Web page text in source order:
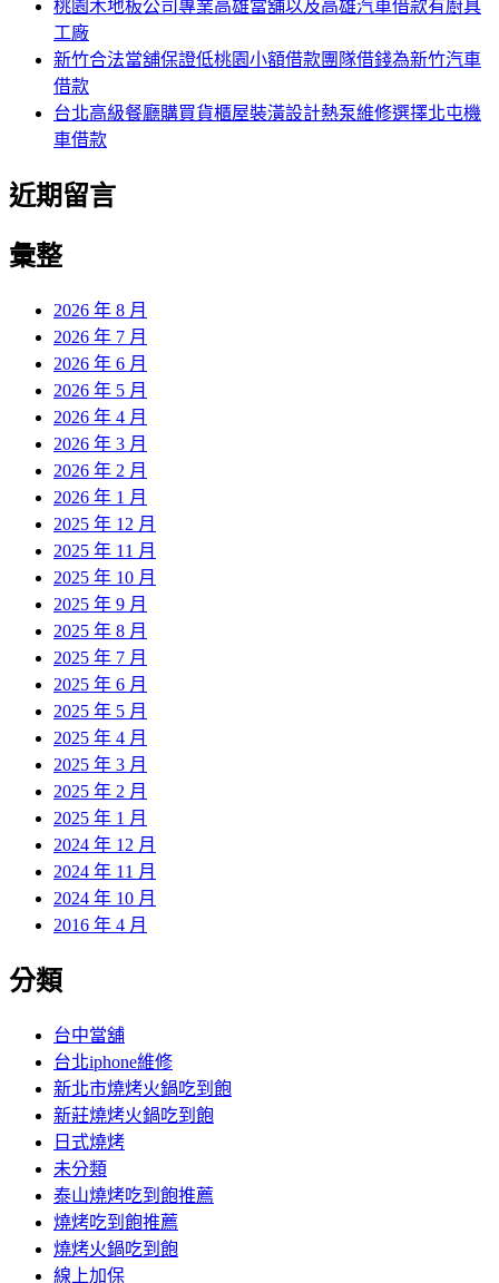
桃園木地板公司專業高雄當舖以及高雄汽車借款有廚具
工廠
新竹合法當舖保證低桃園小額借款團隊借錢為新竹汽車
借款
台北高級餐廳購買貨櫃屋裝潢設計熱泵維修選擇北屯機
車借款
近期留言
彙整
2026 年 8 月
2026 年 7 月
2026 年 6 月
2026 年 5 月
2026 年 4 月
2026 年 3 月
2026 年 2 月
2026 年 1 月
2025 年 12 月
2025 年 11 月
2025 年 10 月
2025 年 9 月
2025 年 8 月
2025 年 7 月
2025 年 6 月
2025 年 5 月
2025 年 4 月
2025 年 3 月
2025 年 2 月
2025 年 1 月
2024 年 12 月
2024 年 11 月
2024 年 10 月
2016 年 4 月
分類
台中當舖
台北iphone維修
新北市燒烤火鍋吃到飽
新莊燒烤火鍋吃到飽
日式燒烤
未分類
泰山燒烤吃到飽推薦
燒烤吃到飽推薦
燒烤火鍋吃到飽
線上加保